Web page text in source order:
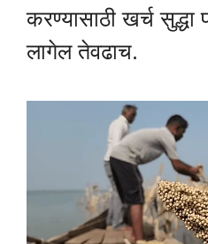
करण्यासाठी खर्च सुद्धा
लागेल तेवढाच.